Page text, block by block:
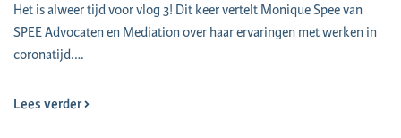
Het is alweer tijd voor vlog 3! Dit keer vertelt Monique Spee van
SPEE Advocaten en Mediation over haar ervaringen met werken in
coronatijd.…
Lees verder